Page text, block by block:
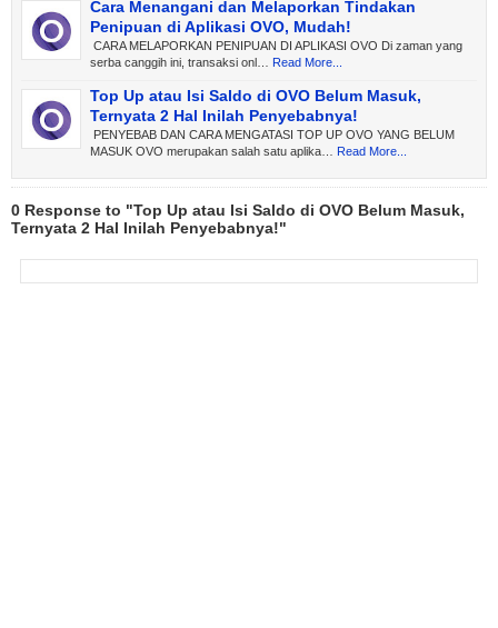
Cara Menangani dan Melaporkan Tindakan
Penipuan di Aplikasi OVO, Mudah!
CARA MELAPORKAN PENIPUAN DI APLIKASI OVO Di zaman yang
serba canggih ini, transaksi onl…
Read More...
Top Up atau Isi Saldo di OVO Belum Masuk,
Ternyata 2 Hal Inilah Penyebabnya!
PENYEBAB DAN CARA MENGATASI TOP UP OVO YANG BELUM
MASUK OVO merupakan salah satu aplika…
Read More...
0 Response to "Top Up atau Isi Saldo di OVO Belum Masuk,
Ternyata 2 Hal Inilah Penyebabnya!"